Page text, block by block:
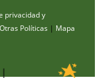
privacidad y
Otras Políticas | Mapa